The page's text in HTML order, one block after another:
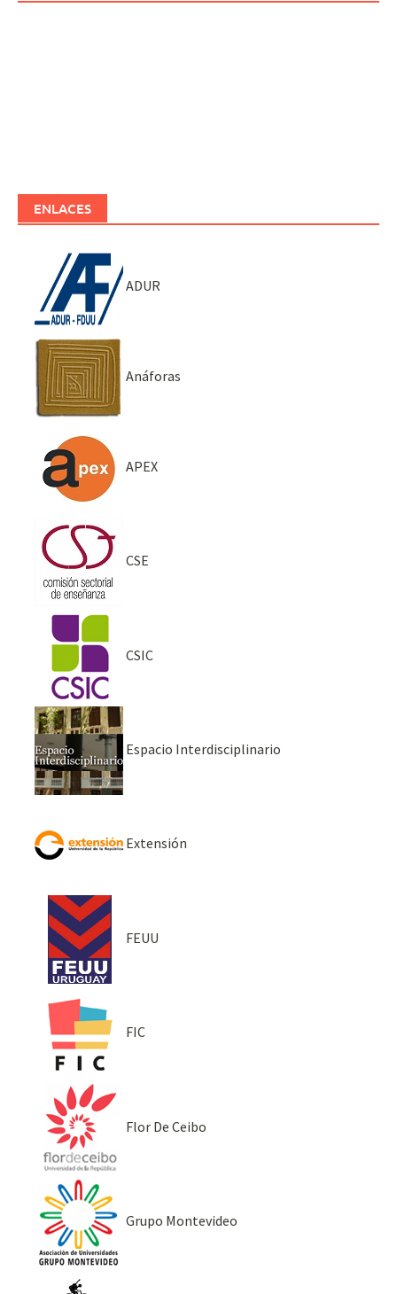
ENLACES
ADUR
Anáforas
APEX
CSE
CSIC
Espacio Interdisciplinario
Extensión
FEUU
FIC
Flor De Ceibo
Grupo Montevideo